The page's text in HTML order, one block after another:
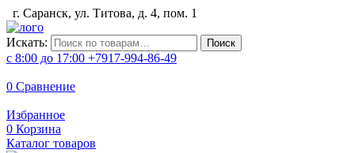
г. Саранск, ул. Титова, д. 4, пом. 1
Искать: Поиск
с 8:00 до 17:00 +7917-994-86-49
0 Сравнение
Избранное
0 Корзина
Каталог товаров